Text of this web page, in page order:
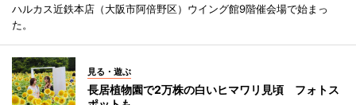
ハルカス近鉄本店（大阪市阿倍野区）ウイング館9階催会場で始まっ
た。
見る・遊ぶ
長居植物園で2万株の白いヒマワリ見頃 フォトス